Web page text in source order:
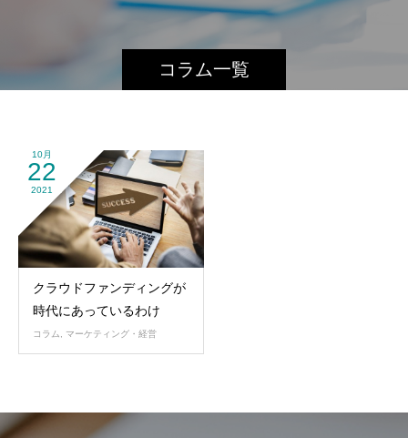
コラム一覧
10月
22
2021
クラウドファンディングが
時代にあっているわけ
コラム, マーケティング・経営